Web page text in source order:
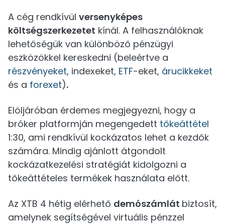
A cég rendkívül versenyképes
költségszerkezetet kínál. A felhasználóknak
lehetőségük van különböző pénzügyi
eszközökkel kereskedni (beleértve a
részvényeket, indexeket, ETF-eket, árucikkeket
és a forexet).
Elöljáróban érdemes megjegyezni, hogy a
bróker platformján megengedett tőkeáttétel
1:30, ami rendkívül kockázatos lehet a kezdők
számára. Mindig ajánlott átgondolt
kockázatkezelési stratégiát kidolgozni a
tőkeáttételes termékek használata előtt.
Az XTB 4 hétig elérhető demószámlát biztosít,
amelynek segítségével virtuális pénzzel